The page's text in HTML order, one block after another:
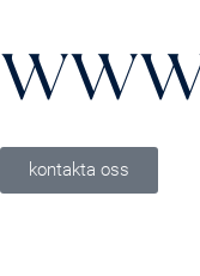
kontakta oss